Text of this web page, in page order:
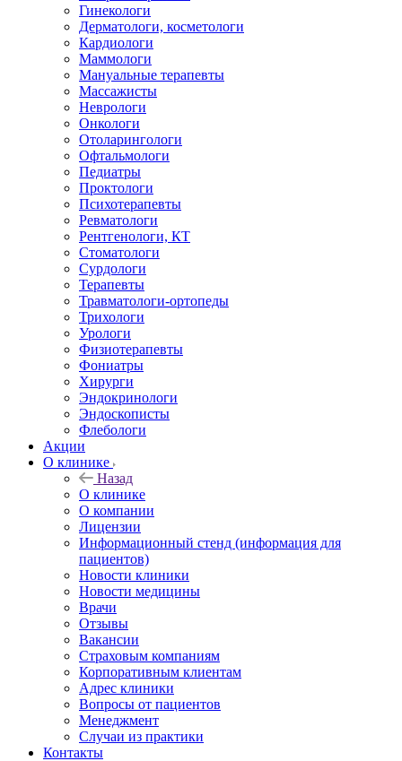
Гинекологи
Дерматологи, косметологи
Кардиологи
Маммологи
Мануальные терапевты
Массажисты
Неврологи
Онкологи
Отоларингологи
Офтальмологи
Педиатры
Проктологи
Психотерапевты
Ревматологи
Рентгенологи, КТ
Стоматологи
Сурдологи
Терапевты
Травматологи-ортопеды
Трихологи
Урологи
Физиотерапевты
Фониатры
Хирурги
Эндокринологи
Эндоскописты
Флебологи
Акции
О клинике
Назад
О клинике
О компании
Лицензии
Информационный стенд (информация для
пациентов)
Новости клиники
Новости медицины
Врачи
Отзывы
Вакансии
Страховым компаниям
Корпоративным клиентам
Адрес клиники
Вопросы от пациентов
Менеджмент
Случаи из практики
Контакты